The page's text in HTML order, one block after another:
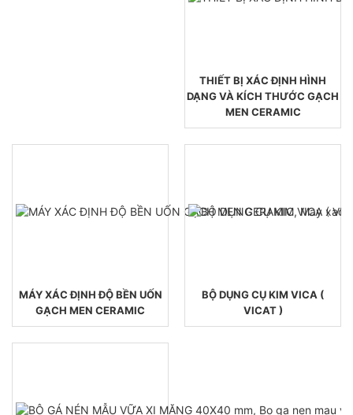
THIẾT BỊ XÁC ĐỊNH HÌNH
DẠNG VÀ KÍCH THƯỚC GẠCH
MEN CERAMIC
MÁY XÁC ĐỊNH ĐỘ BỀN UỐN
GẠCH MEN CERAMIC
BỘ DỤNG CỤ KIM VICA (
VICAT )